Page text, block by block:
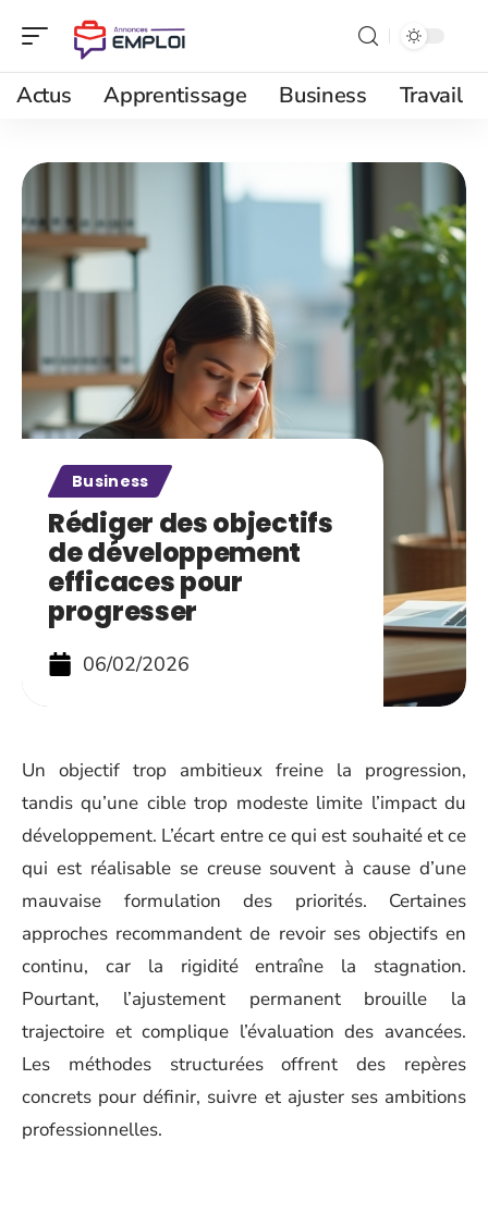
Actus Apprentissage Business Travail
Business
Rédiger des objectifs
de développement
efficaces pour
progresser
06/02/2026
Un objectif trop ambitieux freine la progression,
tandis qu’une cible trop modeste limite l’impact du
développement. L’écart entre ce qui est souhaité et ce
qui est réalisable se creuse souvent à cause d’une
mauvaise formulation des priorités. Certaines
approches recommandent de revoir ses objectifs en
continu, car la rigidité entraîne la stagnation.
Pourtant, l’ajustement permanent brouille la
trajectoire et complique l’évaluation des avancées.
Les méthodes structurées offrent des repères
concrets pour définir, suivre et ajuster ses ambitions
professionnelles.